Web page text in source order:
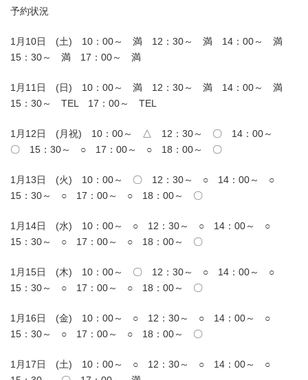
予約状況
1月10日 (土) 10：00～ 満 12：30～ 満 14：00～ 満
15：30～ 満 17：00～ 満
1月11日 (日) 10：00～ 満 12：30～ 満 14：00～ 満
15：30～ TEL 17：00～ TEL
1月12日 (月祝) 10：00～ △ 12：30～ 〇 14：00～
〇 15：30～ ○ 17：00～ ○ 18：00～ 〇
1月13日 (火) 10：00～ 〇 12：30～ ○ 14：00～ ○
15：30～ ○ 17：00～ ○ 18：00～ 〇
1月14日 (水) 10：00～ ○ 12：30～ ○ 14：00～ ○
15：30～ ○ 17：00～ ○ 18：00～ 〇
1月15日 (木) 10：00～ 〇 12：30～ ○ 14：00～ ○
15：30～ ○ 17：00～ ○ 18：00～ 〇
1月16日 (金) 10：00～ ○ 12：30～ ○ 14：00～ ○
15：30～ ○ 17：00～ ○ 18：00～ 〇
1月17日 (土) 10：00～ ○ 12：30～ ○ 14：00～ ○